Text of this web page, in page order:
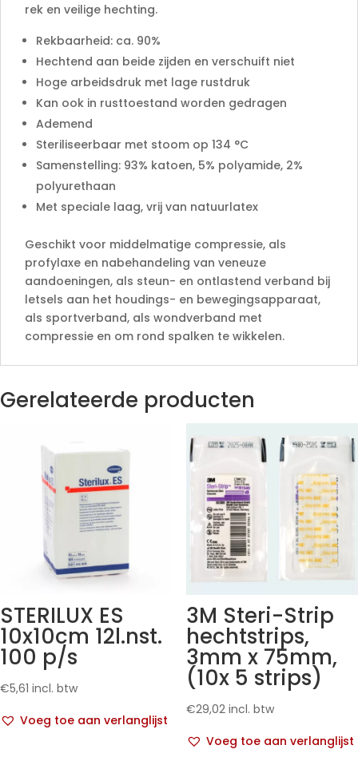
rek en veilige hechting.
Rekbaarheid: ca. 90%
Hechtend aan beide zijden en verschuift niet
Hoge arbeidsdruk met lage rustdruk
Kan ook in rusttoestand worden gedragen
Ademend
Steriliseerbaar met stoom op 134 °C
Samenstelling: 93% katoen, 5% polyamide, 2%
polyurethaan
Met speciale laag, vrij van natuurlatex
Geschikt voor middelmatige compressie, als
profylaxe en nabehandeling van veneuze
aandoeningen, als steun- en ontlastend verband bij
letsels aan het houdings- en bewegingsapparaat,
als sportverband, als wondverband met
compressie en om rond spalken te wikkelen.
Gerelateerde producten
STERILUX ES
10x10cm 12l.nst.
100 p/s
€5,61 incl. btw
Voeg toe aan verlanglijst
3M Steri-Strip
hechtstrips,
3mm x 75mm,
(10x 5 strips)
€29,02 incl. btw
Voeg toe aan verlanglijst